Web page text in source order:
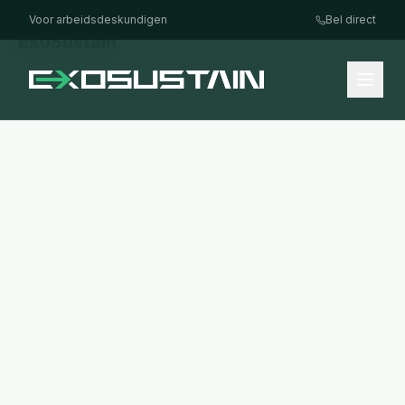
Voor arbeidsdeskundigen Bel direct
ExoSustain